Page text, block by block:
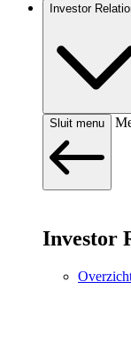
Investor
Sluit menu
Investor